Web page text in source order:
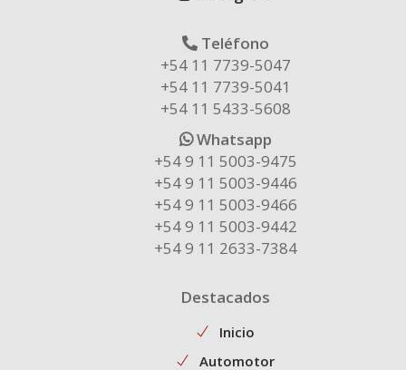
Teléfono
+54 11 7739-5047
+54 11 7739-5041
+54 11 5433-5608
Whatsapp
+54 9 11 5003-9475
+54 9 11 5003-9446
+54 9 11 5003-9466
+54 9 11 5003-9442
+54 9 11 2633-7384
Destacados
Inicio
Automotor